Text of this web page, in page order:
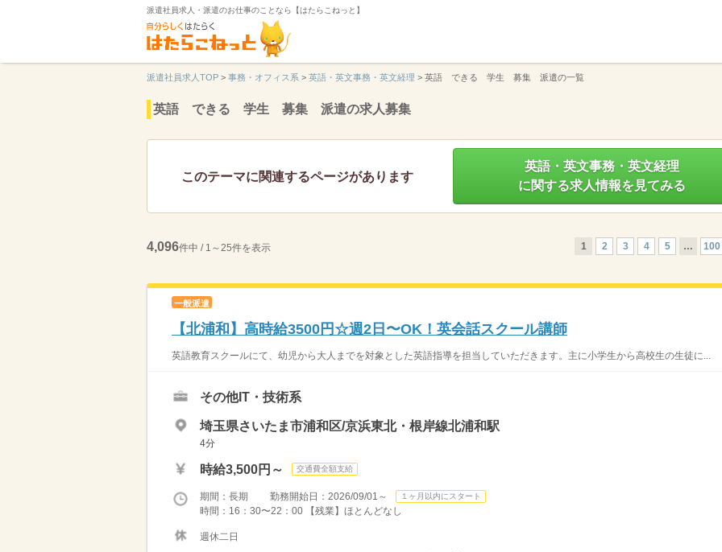
派遣社員求人・派遣のお仕事のことなら【はたらこねっと】
派遣社員求人TOP > 事務・オフィス系 > 英語・英文事務・英文経理 > 英語 できる 学生 募集 派遣の一覧
英語 できる 学生 募集 派遣の求人募集
このテーマに関連するページがあります
英語・英文事務・英文経理
に関する求人情報を見てみる
4,096件中 / 1～25件を表示 1 2 3 4 5 … 100
一般派遣
【北浦和】高時給3500円☆週2日〜OK！英会話スクール講師
英語教育スクールにて、幼児から大人までを対象とした英語指導を担当していただきます。主に小学生から高校生の生徒に...
その他IT・技術系
埼玉県さいたま市浦和区/京浜東北・根岸線北浦和駅
4分
時給3,500円～ 交通費全額支給
期間：長期 勤務開始日：2026/09/01～ １ヶ月以内にスタート
時間：16：30〜22：00 【残業】ほとんどなし
週休二日